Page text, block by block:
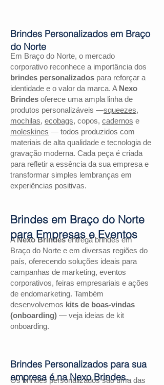
Em Braço do Norte, o mercado
corporativo reconhece a importância dos
brindes personalizados para reforçar a
identidade e o valor da marca. A Nexo
Brindes oferece uma ampla linha de
produtos personalizáveis —squeezes,
mochilas, ecobags, copos, cadernos e
moleskines — todos produzidos com
materiais de alta qualidade e tecnologia de
gravação moderna. Cada peça é criada
para refletir a essência da sua empresa e
transformar simples lembranças em
experiências positivas.
ANexo Brindesentrega brindes em
Braço do Norte e em diversas regiões do
país, oferecendo soluções ideais para
campanhas de marketing, eventos
corporativos, feiras empresariais e ações
de endomarketing. Também
desenvolvemos kits de boas-vindas
(onboarding) — veja ideias de kit
onboarding.
Os brindes personalizados são uma das
Brindes Personalizados em Braço
do Norte
Brindes em Braço do Norte
para Empresas e Eventos
Brindes Personalizados para sua
empresa é na Nexo Brindes.